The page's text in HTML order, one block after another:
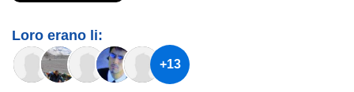
Loro erano li:
+13